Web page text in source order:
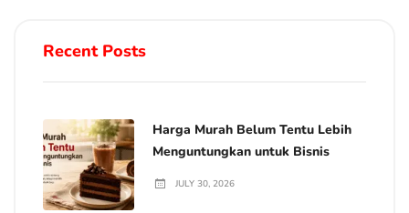
Recent Posts
Harga Murah Belum Tentu Lebih
Menguntungkan untuk Bisnis
JULY 30, 2026